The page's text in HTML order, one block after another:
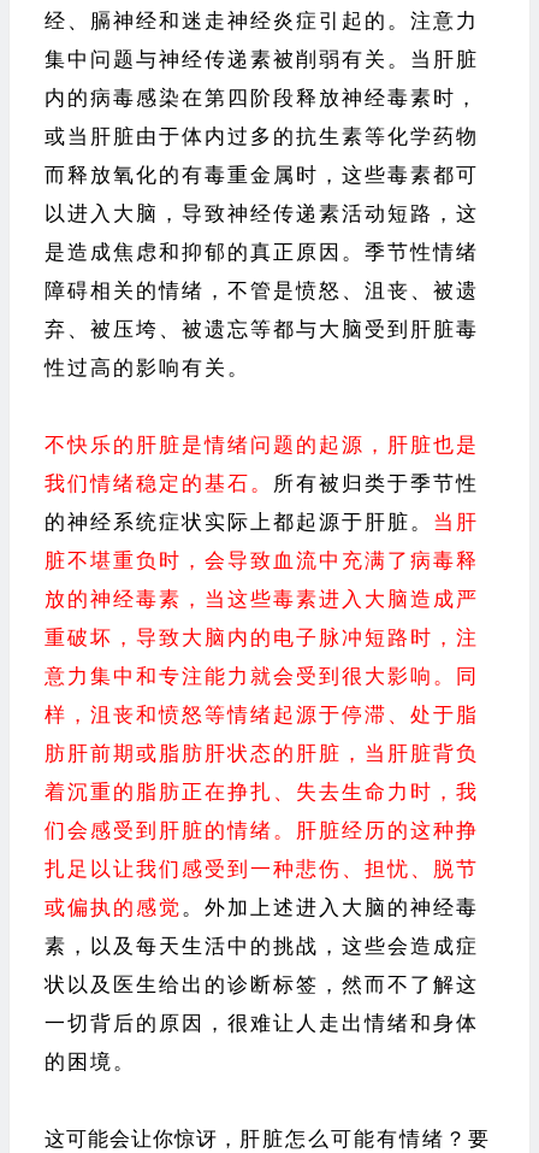
经、膈神经和迷走神经炎症引起的。注意力
集中问题与神经传递素被削弱有关。当肝脏
内的病毒感染在第四阶段释放神经毒素时，
或当肝脏由于体内过多的抗生素等化学药物
而释放氧化的有毒重金属时，这些毒素都可
以进入大脑，导致神经传递素活动短路，这
是造成焦虑和抑郁的真正原因。季节性情绪
障碍相关的情绪，不管是愤怒、沮丧、被遗
弃、被压垮、被遗忘等都与大脑受到肝脏毒
性过高的影响有关。
不快乐的肝脏是情绪问题的起源，肝脏也是
我们情绪稳定的基石。 所有被归类于季节性
的神经系统症状实际上都起源于肝脏。 当肝
脏不堪重负时，会导致血流中充满了病毒释
放的神经毒素，当这些毒素进入大脑造成严
重破坏，导致大脑内的电子脉冲短路时，注
意力集中和专注能力就会受到很大影响。同
样，沮丧和愤怒等情绪起源于停滞、处于脂
肪肝前期或脂肪肝状态的肝脏，当肝脏背负
着沉重的脂肪正在挣扎、失去生命力时，我
们会感受到肝脏的情绪。肝脏经历的这种挣
扎足以让我们感受到一种悲伤、担忧、脱节
或偏执的感觉。外加上述进入大脑的神经毒
素，以及每天生活中的挑战，这些会造成症
状以及医生给出的诊断标签，然而不了解这
一切背后的原因，很难让人走出情绪和身体
的困境。
这可能会让你惊讶， 肝脏怎么可能有情绪？要